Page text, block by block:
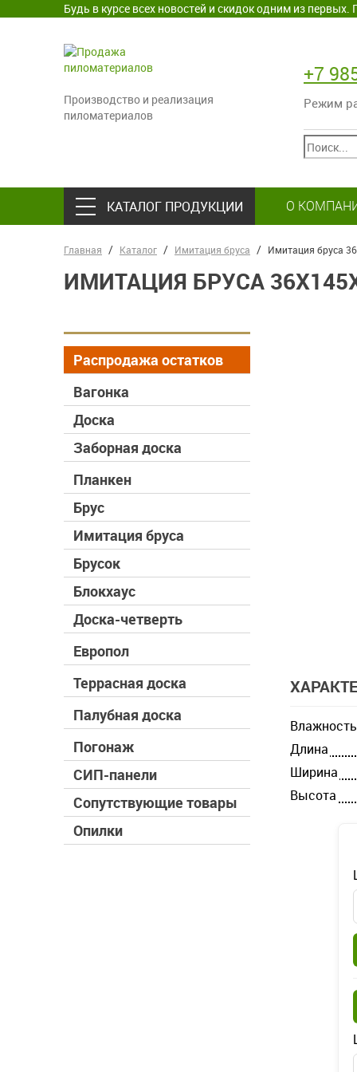
Будь в курсе всех новостей и скидок одним из
Производство и реализация
пиломатериалов
+7
Режим
КАТАЛОГ ПРОДУКЦИИ О
Главная Каталог Имитация бруса Имитация бруса
ИМИТАЦИЯ БРУСА
Распродажа остатков
Вагонка
Доска
Заборная доска
Планкен
Брус
Имитация бруса
Брусок
Блокхаус
Доска-четверть
Европол
Террасная доска
Палубная доска
Погонаж
СИП-панели
Сопутствующие товары
Опилки
Влажность
Длина
Ширина
Высота